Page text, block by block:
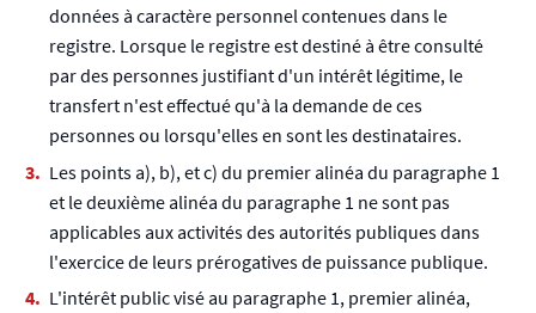
données à caractère personnel contenues dans le
registre. Lorsque le registre est destiné à être consulté
par des personnes justifiant d'un intérêt légitime, le
transfert n'est effectué qu'à la demande de ces
personnes ou lorsqu'elles en sont les destinataires.
Les points a), b), et c) du premier alinéa du paragraphe 1
et le deuxième alinéa du paragraphe 1 ne sont pas
applicables aux activités des autorités publiques dans
l'exercice de leurs prérogatives de puissance publique.
L'intérêt public visé au paragraphe 1, premier alinéa,